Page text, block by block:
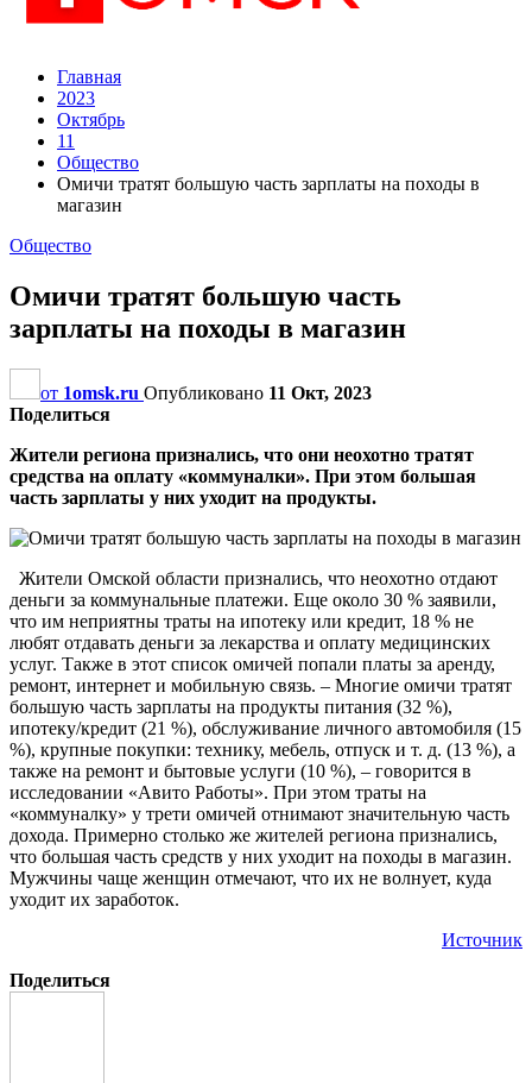
Главная
2023
Октябрь
11
Общество
Омичи тратят большую часть зарплаты на походы в
магазин
Общество
Омичи тратят большую часть
зарплаты на походы в магазин
от 1omsk.ru Опубликовано 11 Окт, 2023
Поделиться
Жители региона признались, что они неохотно тратят
средства на оплату «коммуналки». При этом большая
часть зарплаты у них уходит на продукты.
Жители Омской области признались, что неохотно отдают
деньги за коммунальные платежи. Еще около 30 % заявили,
что им неприятны траты на ипотеку или кредит, 18 % не
любят отдавать деньги за лекарства и оплату медицинских
услуг. Также в этот список омичей попали платы за аренду,
ремонт, интернет и мобильную связь. – Многие омичи тратят
большую часть зарплаты на продукты питания (32 %),
ипотеку/кредит (21 %), обслуживание личного автомобиля (15
%), крупные покупки: технику, мебель, отпуск и т. д. (13 %), а
также на ремонт и бытовые услуги (10 %), – говорится в
исследовании «Авито Работы». При этом траты на
«коммуналку» у трети омичей отнимают значительную часть
дохода. Примерно столько же жителей региона признались,
что большая часть средств у них уходит на походы в магазин.
Мужчины чаще женщин отмечают, что их не волнует, куда
уходит их заработок.
Источник
Поделиться